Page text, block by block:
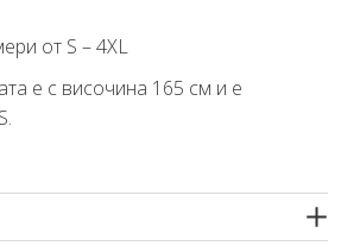
от S – 4XL
е с височина 165 см и е